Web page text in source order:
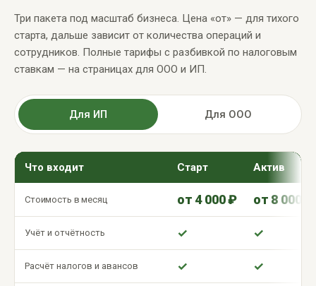
Три пакета под масштаб бизнеса. Цена «от» — для тихого
старта, дальше зависит от количества операций и
сотрудников. Полные тарифы с разбивкой по налоговым
ставкам — на страницах для ООО и ИП.
Для ИП Для ООО
Что входит Старт Актив
Стоимость в месяц от 4 000 ₽ от 8 000 ₽
Учёт и отчётность ✓ ✓
Расчёт налогов и авансов ✓ ✓